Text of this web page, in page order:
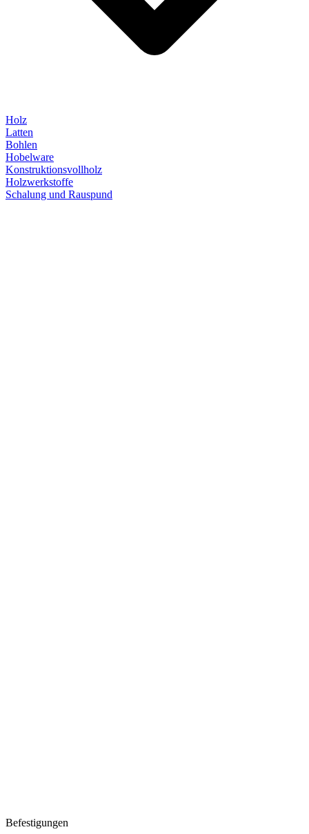
Holz
Latten
Bohlen
Hobelware
Konstruktionsvollholz
Holzwerkstoffe
Schalung und Rauspund
Befestigungen